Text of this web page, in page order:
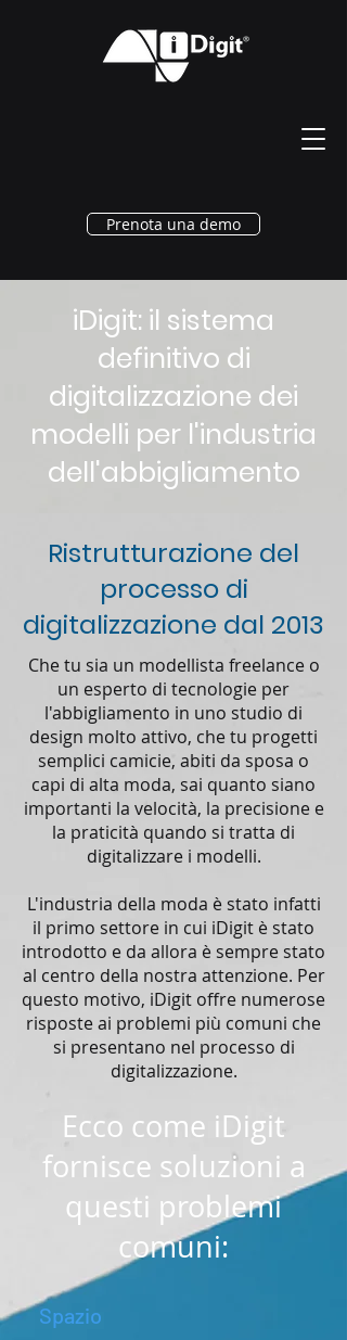
Prenota una demo
iDigit: il sistema
definitivo di
digitalizzazione dei
modelli per l'industria
dell'abbigliamento
Ristrutturazione del
processo di
digitalizzazione dal 2013
Che tu sia un modellista freelance o
un esperto di tecnologie per
l'abbigliamento in uno studio di
design molto attivo, che tu progetti
semplici camicie, abiti da sposa o
capi di alta moda, sai quanto siano
importanti la velocità, la precisione e
la praticità quando si tratta di
digitalizzare i modelli.
L'industria della moda è stato infatti
il primo settore in cui iDigit è stato
introdotto e da allora è sempre stato
al centro della nostra attenzione. Per
questo motivo, iDigit offre numerose
risposte ai problemi più comuni che
si presentano nel processo di
digitalizzazione.
Ecco come iDigit
fornisce soluzioni a
questi problemi
comuni:
Spazio